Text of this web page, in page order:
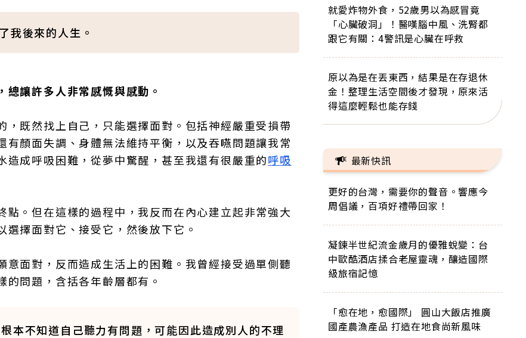
我後來的人生。
讓許多人非常感慨與感動。
既然找上自己，只能選擇面對。包括神經嚴重受損帶
顏面失調、身體無法維持平衡，以及吞嚥問題讓我常
成呼吸困難，從夢中驚醒，甚至我還有很嚴重的呼吸
。但在這樣的過程中，我反而在內心建立起非常強大
擇面對它、接受它，然後放下它。
面對，反而造成生活上的困難。我曾經接受過單側聽
問題，含括各年齡層都有。
本不知道自己聽力有問題，可能因此造成別人的不理
就愛炸物外食，52歲男以為感冒竟
「心臟破洞」！醫嘆腦中風、洗腎都
跟它有關：4警訊是心臟在呼救
原以為是在丟東西，結果是在存退休
金！整理生活空間後才發現，原來活
得這麼輕鬆也能存錢
最新快訊
更好的台灣，需要你的聲音。響應今
周倡議，百項好禮帶回家！
凝鍊半世紀流金歲月的優雅蛻變：台
中歐酷酒店揉合老屋靈魂，釀造國際
級旅宿記憶
「愈在地，愈國際」 圓山大飯店推廣
國產農漁產品 打造在地食尚新風味